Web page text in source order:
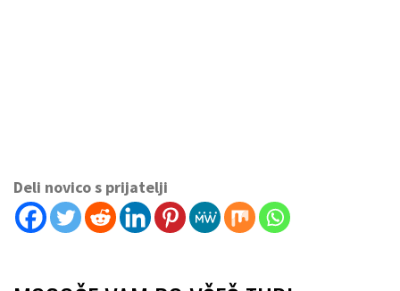
Deli novico s prijatelji